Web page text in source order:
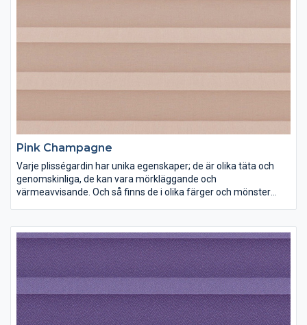
Pink Champagne
Varje plisségardin har unika egenskaper; de är olika täta och
genomskinliga, de kan vara mörkläggande och
värmeavvisande. Och så finns de i olika färger och mönster